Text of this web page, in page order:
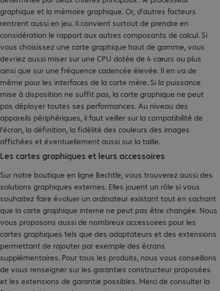
graphique et la mémoire graphique. Or, d’autres facteurs
rentrent aussi en jeu. Il convient surtout de prendre en
considération le rapport aux autres composants de calcul. Si
vous choisissez une carte graphique haut de gamme, vous
devriez aussi miser sur une CPU dotée de 4 cœurs ou plus
ainsi que sur une fréquence cadencée élevée. Il en va de
même pour les interfaces de la carte mère. Si la puissance
mise à disposition ne suffit pas, la carte graphique ne peut
pas déployer toutes ses performances. Au niveau des
appareils périphériques, il faut veiller sur la compatibilité de
l’écran, la définition, la fidélité des couleurs des images
affichées et éventuellement aussi sur la taille.
Les cartes graphiques et leurs accessoires
Sur notre boutique en ligne Bechtle, vous trouverez aussi des
solutions graphiques externes. Elles jouent un rôle si vous
souhaitez faire évoluer un ordinateur existant tout en sachant
que la carte graphique interne ne peut pas être changée. Nous
vous proposons aussi de nombreux accessoires pour les
cartes graphiques tels que des adaptateurs et des extensions
permettant de rajouter par exemple des écrans
supplémentaires. Pour tous les produits, nous vous conseillons
de vous renseigner sur les garanties constructeur proposées
et les extensions de garantie possibles. Merci de consulter la